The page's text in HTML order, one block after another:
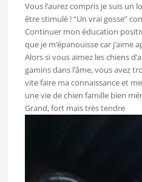
Vous l’aurez compris je suis un
être stimulé ! “Un vrai gosse”
Continuer mon éducation
que je m’épanouisse car j’aime
Alors si vous aimez les chiens
gamins dans l’âme, vous avez
vite faire ma connaissance et
une vie de chien famille bien
Grand, fort mais très tendre